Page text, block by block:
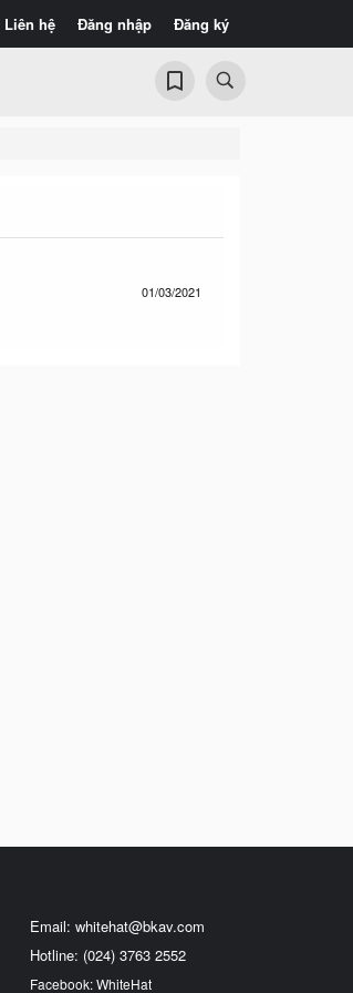
Liên hệ Đăng nhập Đăng ký
01/03/2021
Email: whitehat@bkav.com
Hotline: (024) 3763 2552
Facebook: WhiteHat